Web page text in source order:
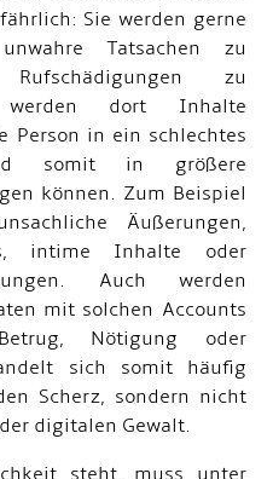
Sie werden gerne
Tatsachen zu
zu
werden dort Inhalte
Person in ein schlechtes
somit in größere
können. Zum Beispiel
Äußerungen,
intime Inhalte oder
Auch werden
mit solchen Accounts
Nötigung oder
sich somit häufig
Scherz, sondern nicht
digitalen Gewalt.
steht, muss unter